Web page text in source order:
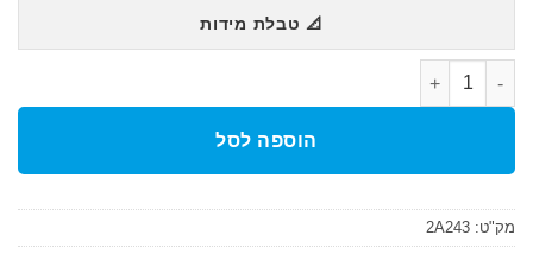
📐 טבלת מידות
כמות של בגד ים נשים קלאסי כתפיות דקות Solid Light Tech High
הוספה לסל
מק"ט: 2A243